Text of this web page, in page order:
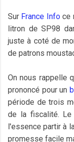
Sur France Infoce
litron de SP98
juste à coté de
de patrons
On nous rappelle
prononcé pour un
période de trois
de la fiscalité.
l'essence partir à
promesse facile